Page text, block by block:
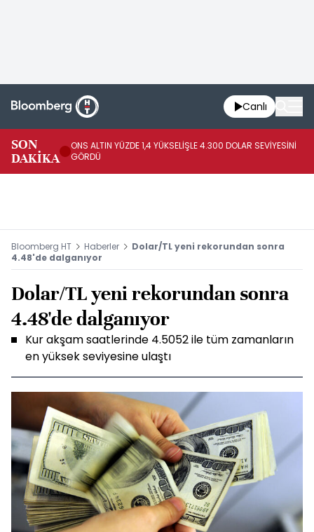
Canlı
SON
DAKİKA
ONS ALTIN YÜZDE 1,4 YÜKSELİŞLE 4.300 DOLAR SEVİYESİNİ
GÖRDÜ
Bloomberg HT Haberler
Dolar/TL yeni rekorundan sonra
4.48'de dalganıyor
Dolar/TL yeni rekorundan sonra
4.48'de dalganıyor
Kur akşam saatlerinde 4.5052 ile tüm zamanların
en yüksek seviyesine ulaştı